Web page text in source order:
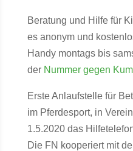
Beratung und Hilfe für
es anonym und
Handy montags bis
der Nummer gegen
Erste Anlaufstelle für
im Pferdesport, in
1.5.2020 das
Die FN kooperiert mit